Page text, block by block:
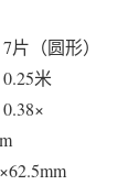
片（圆形）
米